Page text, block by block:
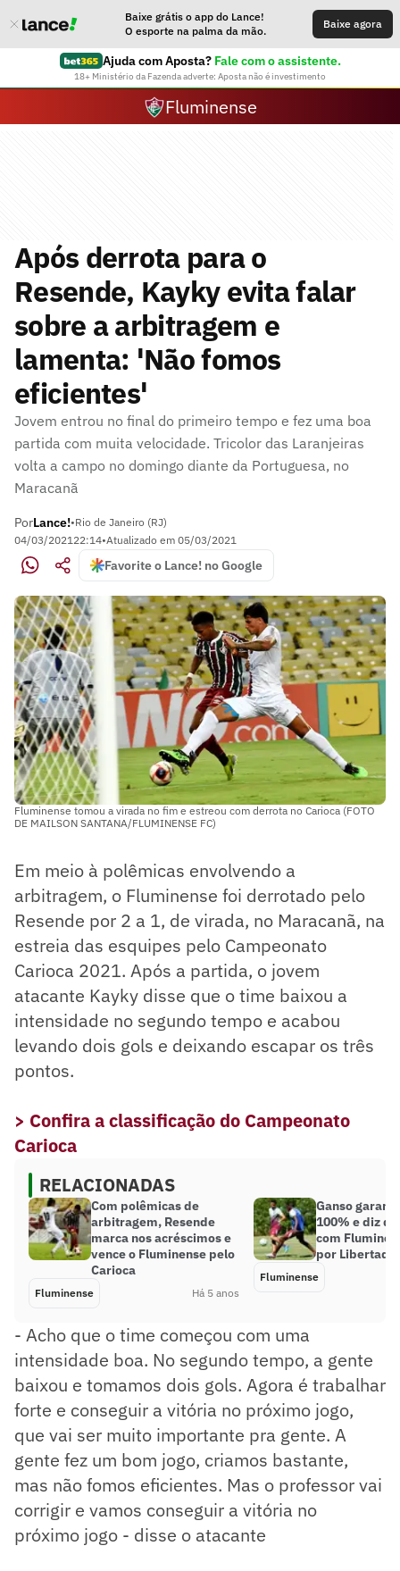
Baixe grátis o app do Lance!
O esporte na palma da mão.
Baixe agora
Ajuda com Aposta? Fale com o assistente.
18+ Ministério da Fazenda adverte: Aposta não é investimento
Fluminense
Após derrota para o
Resende, Kayky evita falar
sobre a arbitragem e
lamenta: 'Não fomos
eficientes'
Jovem entrou no final do primeiro tempo e fez uma boa
partida com muita velocidade. Tricolor das Laranjeiras
volta a campo no domingo diante da Portuguesa, no
Maracanã
PorLance!•Rio de Janeiro (RJ)
04/03/202122:14•Atualizado em 05/03/2021
Favorite o Lance! no Google
Fluminense tomou a virada no fim e estreou com derrota no Carioca (FOTO
DE MAILSON SANTANA/FLUMINENSE FC)
Em meio à polêmicas envolvendo a
arbitragem, o Fluminense foi derrotado pelo
Resende por 2 a 1, de virada, no Maracanã, na
estreia das esquipes pelo Campeonato
Carioca 2021. Após a partida, o jovem
atacante Kayky disse que o time baixou a
intensidade no segundo tempo e acabou
levando dois gols e deixando escapar os três
pontos.
> Confira a classificação do Campeonato
Carioca
RELACIONADAS
Com polêmicas de
arbitragem, Resende
marca nos acréscimos e
vence o Fluminense pelo
Carioca
Fluminense Há 5 anos
Ganso
100% e diz
com
por
Fluminense
- Acho que o time começou com uma
intensidade boa. No segundo tempo, a gente
baixou e tomamos dois gols. Agora é trabalhar
forte e conseguir a vitória no próximo jogo,
que vai ser muito importante pra gente. A
gente fez um bom jogo, criamos bastante,
mas não fomos eficientes. Mas o professor vai
corrigir e vamos conseguir a vitória no
próximo jogo - disse o atacante